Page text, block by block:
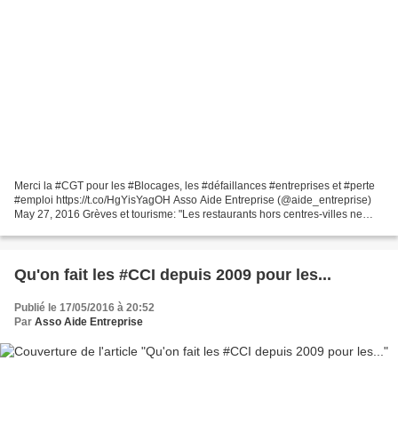
Merci la #CGT pour les #Blocages, les #défaillances #entreprises et #perte
#emploi https://t.co/HgYisYagOH Asso Aide Entreprise (@aide_entreprise)
May 27, 2016 Grèves et tourisme: "Les restaurants hors centres-villes ne
Qu'on fait les #CCI depuis 2009 pour les...
Publié le 17/05/2016 à 20:52
Par Asso Aide Entreprise